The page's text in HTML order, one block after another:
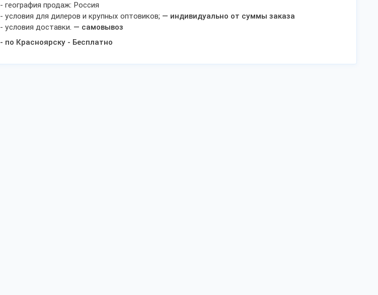
- география продаж: Россия
- условия для дилеров и крупных оптовиков; — индивидуально от суммы заказа
- условия доставки. — самовывоз
- по Красноярску - Бесплатно